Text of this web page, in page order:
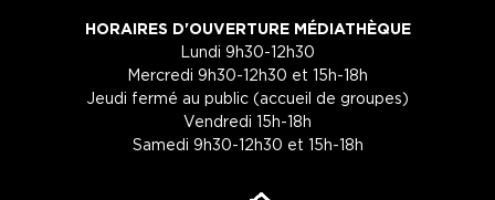
HORAIRES D'OUVERTURE MÉDIATHÈQUE
Lundi 9h30-12h30
Mercredi 9h30-12h30 et 15h-18h
Jeudi fermé au public (accueil de groupes)
Vendredi 15h-18h
Samedi 9h30-12h30 et 15h-18h